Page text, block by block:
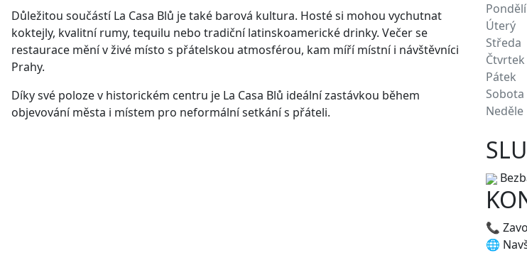
Důležitou součástí La Casa Blů je také barová kultura. Hosté si mohou vychutnat
koktejly, kvalitní rumy, tequilu nebo tradiční latinskoamerické drinky. Večer se
restaurace mění v živé místo s přátelskou atmosférou, kam míří místní i návštěvníci
Prahy.
Díky své poloze v historickém centru je La Casa Blů ideální zastávkou během
objevování města i místem pro neformální setkání s přáteli.
Pondělí
Úterý
Středa
Čtvrtek
Pátek
Sobota
Neděle
📞
🌐